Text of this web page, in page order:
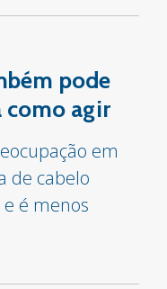
pode
como agir
em
de cabelo
é menos